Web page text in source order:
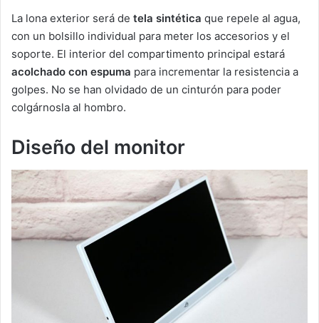
La lona exterior será de tela sintética que repele al agua,
con un bolsillo individual para meter los accesorios y el
soporte. El interior del compartimento principal estará
acolchado con espuma para incrementar la resistencia a
golpes. No se han olvidado de un cinturón para poder
colgárnosla al hombro.
Diseño del monitor